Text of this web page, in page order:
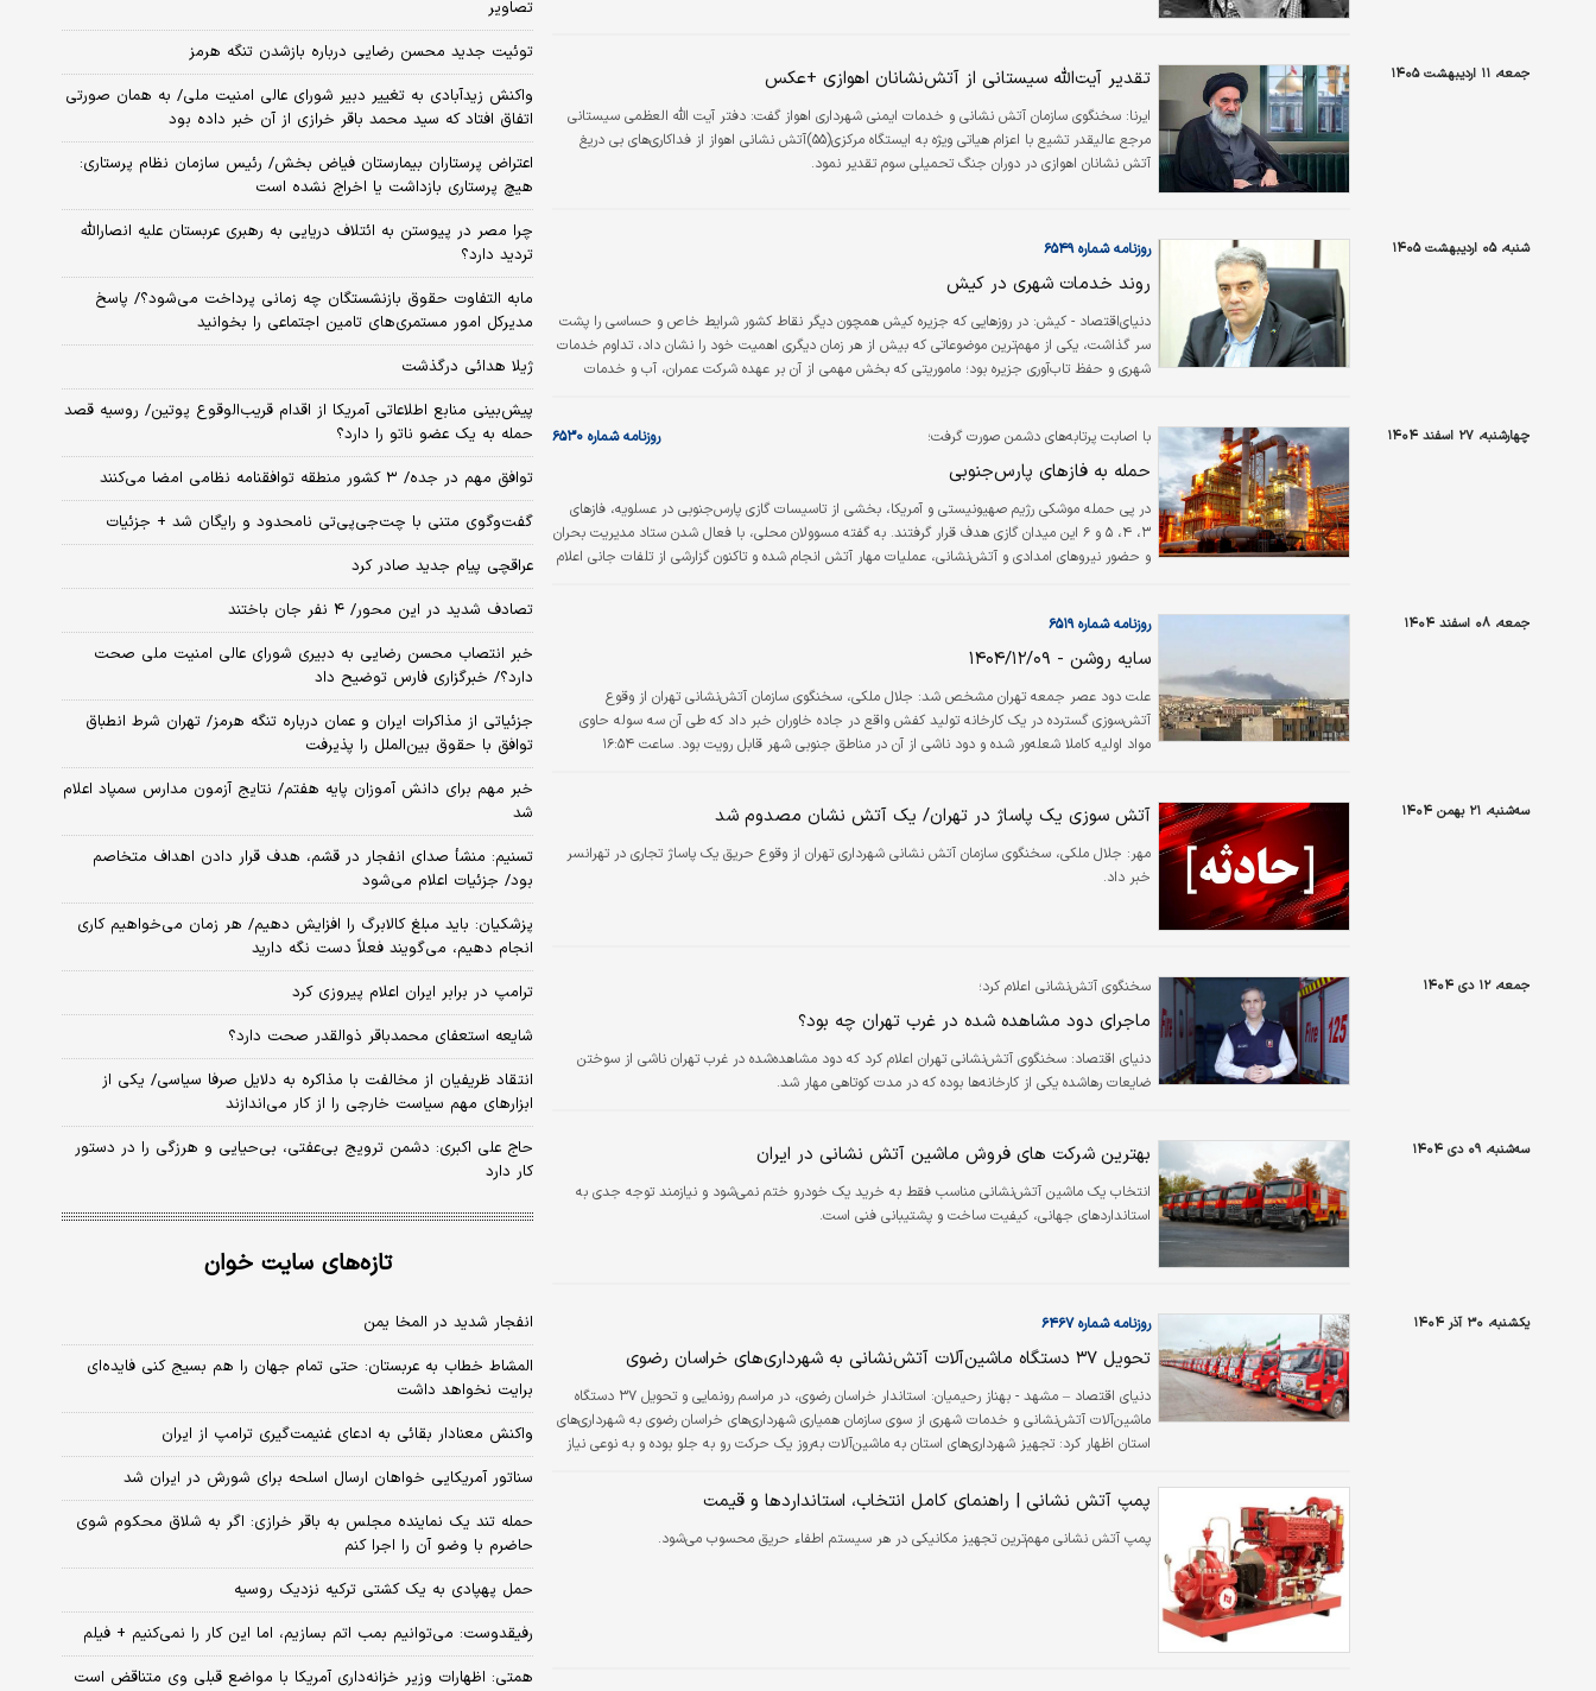
جمعه، ۱۱ اردیبهشت ۱۴۰۵ تقدیر آیت‌الله سیستانی از آتش‌نشانان اهوازی +عکس
ایرنا: سخنگوی سازمان آتش نشانی و خدمات ایمنی شهرداری اهواز گفت: دفتر آیت الله العظمی سیستانی
مرجع عالیقدر تشیع با اعزام هیاتی ویژه به ایستگاه مرکزی(۵۵)آتش نشانی اهواز از فداکاری‌های بی دریغ
آتش نشانان اهوازی در دوران جنگ تحمیلی سوم تقدیر نمود.
شنبه، ۰۵ اردیبهشت ۱۴۰۵ روزنامه شماره ۶۵۴۹
روند خدمات شهری در کیش
دنیای‌اقتصاد - کیش: در روزهایی که جزیره کیش همچون دیگر نقاط کشور شرایط خاص و حساسی را پشت
سر گذاشت، یکی از مهم‌ترین موضوعاتی که بیش از هر زمان دیگری اهمیت خود را نشان داد، تداوم خدمات
شهری و حفظ تاب‌آوری جزیره بود؛ ماموریتی که بخش مهمی از آن بر عهده شرکت عمران، آب و خدمات
روزمره شهر شود.
چهارشنبه، ۲۷ اسفند ۱۴۰۴ با اصابت پرتابه‌های دشمن صورت گرفت؛ روزنامه شماره ۶۵۳۰
حمله به فازهای پارس‌جنوبی
در پی حمله موشکی رژیم صهیونیستی و آمریکا، بخشی از تاسیسات گازی پارس‌جنوبی در عسلویه، فازهای
۳، ۴، ۵ و ۶ این میدان گازی هدف قرار گرفتند. به گفته مسوولان محلی، با فعال شدن ستاد مدیریت بحران
و حضور نیروهای امدادی و آتش‌نشانی، عملیات مهار آتش انجام شده و تاکنون گزارشی از تلفات جانی اعلام
جمعه، ۰۸ اسفند ۱۴۰۴ روزنامه شماره ۶۵۱۹
سایه روشن - ۱۴۰۴/۱۲/۰۹
علت دود عصر جمعه تهران مشخص شد: جلال ملکی، سخنگوی سازمان آتش‌نشانی تهران از وقوع
آتش‌سوزی گسترده در یک کارخانه تولید کفش واقع در جاده خاوران خبر داد که طی آن سه سوله حاوی
مواد اولیه کاملا شعله‌ور شده و دود ناشی از آن در مناطق جنوبی شهر قابل رویت بود. ساعت ۱۶:۵۴
به محل حادثه اعزام می‌شوند. ملکی ادامه داد:…
سه‌شنبه، ۲۱ بهمن ۱۴۰۴ آتش سوزی یک پاساژ در تهران/ یک آتش‌ نشان مصدوم شد
مهر: جلال ملکی، سخنگوی سازمان آتش نشانی شهرداری تهران از وقوع حریق یک پاساژ تجاری در تهرانسر
خبر داد.
جمعه، ۱۲ دی ۱۴۰۴ سخنگوی آتش‌نشانی اعلام کرد؛
ماجرای دود مشاهده شده در غرب تهران چه بود؟
دنیای اقتصاد: سخنگوی آتش‌نشانی تهران اعلام کرد که دود مشاهده‌شده در غرب تهران ناشی از سوختن
ضایعات رهاشده یکی از کارخانه‌ها بوده که در مدت کوتاهی مهار شد.
سه‌شنبه، ۰۹ دی ۱۴۰۴ بهترین شرکت های فروش ماشین آتش نشانی در ایران
انتخاب یک ماشین آتش‌نشانی مناسب فقط به خرید یک خودرو ختم نمی‌شود و نیازمند توجه جدی به
استانداردهای جهانی، کیفیت ساخت و پشتیبانی فنی است.
یکشنبه، ۳۰ آذر ۱۴۰۴ روزنامه شماره ۶۴۶۷
تحویل ۳۷ دستگاه ماشین‌آلات آتش‌نشانی به شهرداری‌های خراسان رضوی
دنیای اقتصاد – مشهد - بهناز رحیمیان: استاندار خراسان رضوی، در مراسم رونمایی و تحویل ۳۷ دستگاه
ماشین‌آلات آتش‌‌نشانی و خدمات شهری از سوی سازمان همیاری شهرداری‌های خراسان رضوی به شهرداری‌های
استان اظهار کرد: تجهیز شهرداری‌های استان به ماشین‌آلات به‌روز یک حرکت رو به جلو بوده و به نوعی نیاز
آبادانی شهرها نقش دارند باید به‌روز باشند و لازم است خراسان رضوی در این زمینه نیز ارتقا یابد.
پمپ آتش نشانی | راهنمای کامل انتخاب، استانداردها و قیمت
پمپ آتش نشانی مهم‌ترین تجهیز مکانیکی در هر سیستم اطفاء حریق محسوب می‌شود.
تصاویر
توئیت جدید محسن رضایی درباره بازشدن تنگه هرمز
واکنش زیدآبادی به تغییر دبیر شورای عالی امنیت ملی/ به همان صورتی
اتفاق افتاد که سید محمد باقر خرازی از آن خبر داده بود
اعتراض پرستاران بیمارستان فیاض بخش/ رئیس سازمان نظام پرستاری:
هیچ پرستاری بازداشت یا اخراج نشده است
چرا مصر در پیوستن به ائتلاف دریایی به رهبری عربستان علیه انصارالله
تردید دارد؟
مابه التفاوت حقوق بازنشستگان چه زمانی پرداخت می‌شود؟/ پاسخ
مدیرکل امور مستمری‌های تامین اجتماعی را بخوانید
ژیلا هدائی درگذشت
پیش‌بینی منابع اطلاعاتی آمریکا از اقدام قریب‌الوقوع پوتین/ روسیه قصد
حمله به یک عضو ناتو را دارد؟
توافق مهم در جده/ ۳ کشور منطقه توافقنامه نظامی امضا می‌کنند
گفت‌وگوی متنی با چت‌جی‌پی‌تی نامحدود و رایگان شد + جزئیات
عراقچی پیام جدید صادر کرد
تصادف شدید در این محور/ ۴ نفر جان باختند
خبر انتصاب محسن رضایی به دبیری شورای عالی امنیت ملی صحت
دارد؟/ خبرگزاری فارس توضیح داد
جزئیاتی از مذاکرات ایران و عمان درباره تنگه هرمز/ تهران شرط انطباق
توافق با حقوق بین‌الملل را پذیرفت
خبر مهم برای دانش آموزان پایه هفتم/ نتایج آزمون مدارس سمپاد اعلام
شد
تسنیم: منشأ صدای انفجار در قشم، هدف قرار دادن اهداف متخاصم
بود/ جزئیات اعلام می‌شود
پزشکیان: باید مبلغ کالابرگ را افزایش دهیم/ هر زمان می‌خواهیم کاری
انجام دهیم، می‌گویند فعلاً دست نگه دارید
ترامپ در برابر ایران اعلام پیروزی کرد
شایعه استعفای محمدباقر ذوالقدر صحت دارد؟
انتقاد ظریفیان از مخالفت با مذاکره به دلایل صرفا سیاسی/ یکی از
ابزارهای مهم سیاست خارجی را از کار می‌اندازند
حاج علی اکبری: دشمن ترویج بی‌عفتی، بی‌حیایی و هرزگی را در دستور
کار دارد
تازه‌های سایت خوان
انفجار شدید در المخا یمن
المشاط خطاب به عربستان: حتی تمام جهان را هم بسیج کنی فایده‌ای
برایت نخواهد داشت
واکنش معنادار بقائی به ادعای غنیمت‌گیری ترامپ از ایران
سناتور آمریکایی خواهان ارسال اسلحه برای شورش در ایران شد
حمله تند یک نماینده مجلس به باقر خرازی: اگر به شلاق محکوم شوی
حاضرم با وضو آن را اجرا کنم
حمل پهپادی به یک کشتی ترکیه نزدیک روسیه
رفیقدوست: می‌توانیم بمب اتم بسازیم، اما این کار را نمی‌کنیم + فیلم
همتی: اظهارات وزیر خزانه‌داری آمریکا با مواضع قبلی وی متناقض است